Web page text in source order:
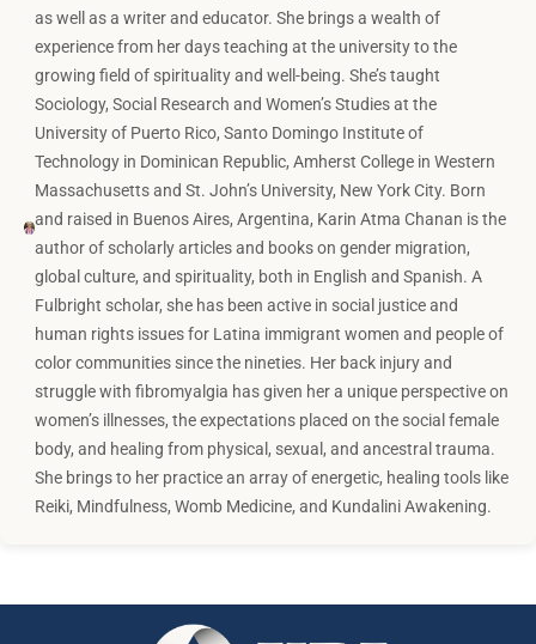
as well as a writer and educator. She brings a wealth of
experience from her days teaching at the university to the
growing field of spirituality and well-being. She’s taught
Sociology, Social Research and Women’s Studies at the
University of Puerto Rico, Santo Domingo Institute of
Technology in Dominican Republic, Amherst College in Western
Massachusetts and St. John’s University, New York City. Born
and raised in Buenos Aires, Argentina, Karin Atma Chanan is the
author of scholarly articles and books on gender migration,
global culture, and spirituality, both in English and Spanish. A
Fulbright scholar, she has been active in social justice and
human rights issues for Latina immigrant women and people of
color communities since the nineties. Her back injury and
struggle with fibromyalgia has given her a unique perspective on
women’s illnesses, the expectations placed on the social female
body, and healing from physical, sexual, and ancestral trauma.
She brings to her practice an array of energetic, healing tools like
Reiki, Mindfulness, Womb Medicine, and Kundalini Awakening.